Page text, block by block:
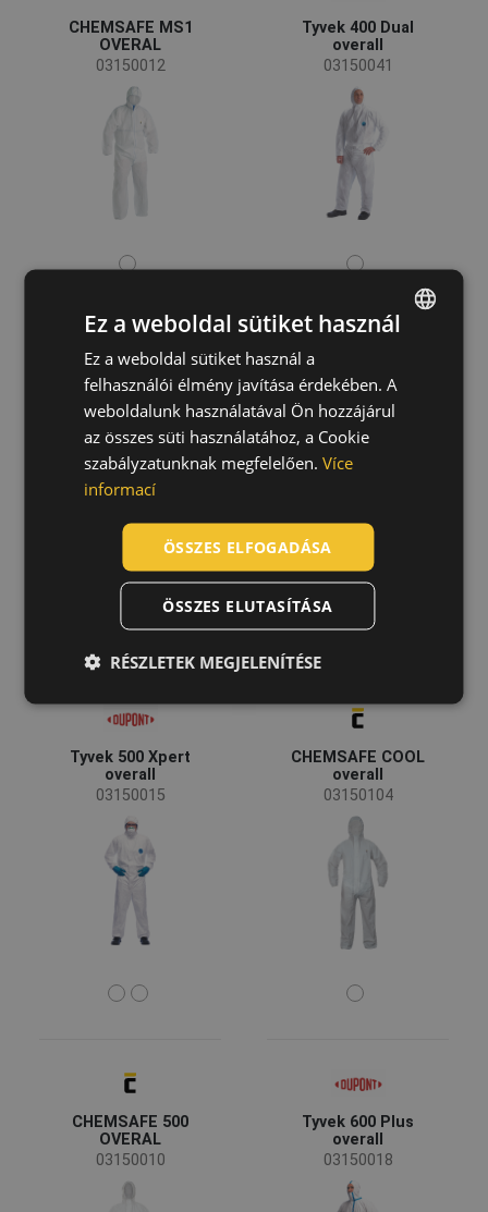
CHEMSAFE MS1
OVERAL
03150012
Tyvek 400 Dual
overall
03150041
Tychem 2000 C
overall
03150020
Tyvek 500
Industry overall
03150016
Tyvek 500 Xpert
overall
03150015
CHEMSAFE COOL
overall
03150104
CHEMSAFE 500
OVERAL
03150010
Tyvek 600 Plus
overall
03150018
CZECH
HUNGARIAN
SLOVAK
GERMAN
FRENCH
Ez a weboldal sütiket használ
Ez a weboldal sütiket használ a
felhasználói élmény javítása érdekében. A
weboldalunk használatával Ön hozzájárul
az összes süti használatához, a Cookie
szabályzatunknak megfelelően. Více
informací
ÖSSZES ELFOGADÁSA
ÖSSZES ELUTASÍTÁSA
RÉSZLETEK MEGJELENÍTÉSE